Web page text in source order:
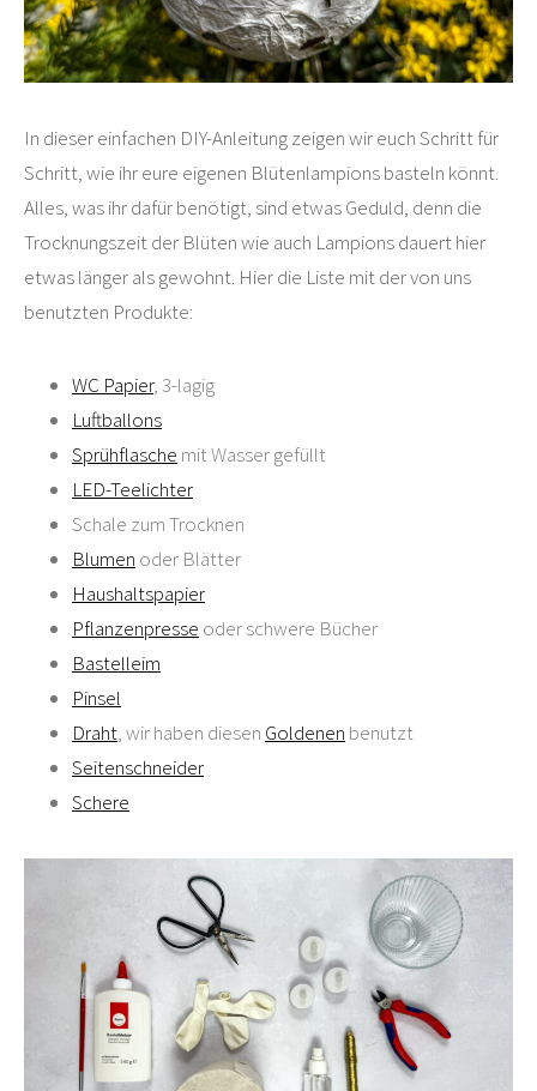
In dieser einfachen DIY-Anleitung zeigen wir euch Schritt für
Schritt, wie ihr eure eigenen Blütenlampions basteln könnt.
Alles, was ihr dafür benötigt, sind etwas Geduld, denn die
Trocknungszeit der Blüten wie auch Lampions dauert hier
etwas länger als gewohnt. Hier die Liste mit der von uns
benutzten Produkte:
WC Papier, 3-lagig
Luftballons
Sprühflasche mit Wasser gefüllt
LED-Teelichter
Schale zum Trocknen
Blumen oder Blätter
Haushaltspapier
Pflanzenpresse oder schwere Bücher
Bastelleim
Pinsel
Draht, wir haben diesen Goldenen benutzt
Seitenschneider
Schere